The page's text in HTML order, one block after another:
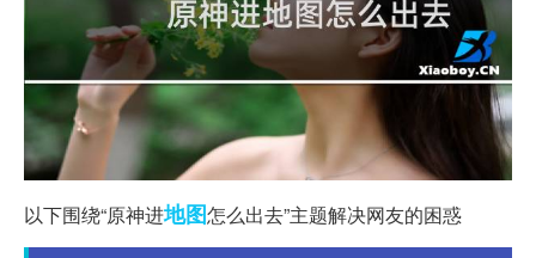
以下围绕“原神进地图怎么出去”主题解决网友的困惑